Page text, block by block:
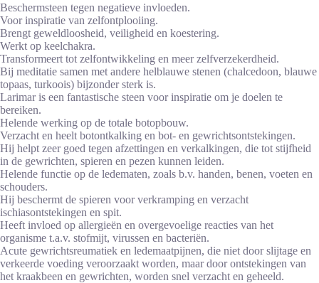
Beschermsteen tegen negatieve invloeden.
Voor inspiratie van zelfontplooiing.
Brengt geweldloosheid, veiligheid en koestering.
Werkt op keelchakra.
Transformeert tot zelfontwikkeling en meer zelfverzekerdheid.
Bij meditatie samen met andere helblauwe stenen (chalcedoon, blauwe
topaas, turkoois) bijzonder sterk is.
Larimar is een fantastische steen voor inspiratie om je doelen te
bereiken.
Helende werking op de totale botopbouw.
Verzacht en heelt botontkalking en bot- en gewrichtsontstekingen.
Hij helpt zeer goed tegen afzettingen en verkalkingen, die tot stijfheid
in de gewrichten, spieren en pezen kunnen leiden.
Helende functie op de ledematen, zoals b.v. handen, benen, voeten en
schouders.
Hij beschermt de spieren voor verkramping en verzacht
ischiasontstekingen en spit.
Heeft invloed op allergieën en overgevoelige reacties van het
organisme t.a.v. stofmijt, virussen en bacteriën.
Acute gewrichtsreumatiek en ledemaatpijnen, die niet door slijtage en
verkeerde voeding veroorzaakt worden, maar door ontstekingen van
het kraakbeen en gewrichten, worden snel verzacht en geheeld.